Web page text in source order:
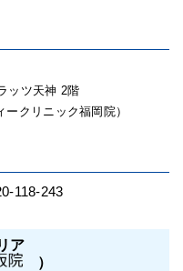
ッツ天神 2階
クリニック福岡院）
118-243
ア
）